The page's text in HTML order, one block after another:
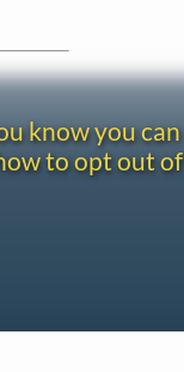
know you can
to opt out of